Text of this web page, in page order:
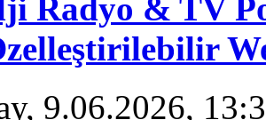
Radyo & TV
9.06.2026,